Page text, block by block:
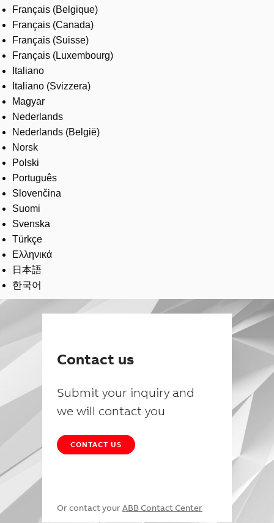
Français (Belgique)
Français (Canada)
Français (Suisse)
Français (Luxembourg)
Italiano
Italiano (Svizzera)
Magyar
Nederlands
Nederlands (België)
Norsk
Polski
Português
Slovenčina
Suomi
Svenska
Türkçe
Ελληνικά
日本語
한국어
Contact us
Submit your inquiry and
we will contact you
CONTACT US
Or contact your ABB Contact Center